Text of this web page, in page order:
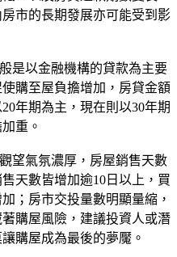
市的長期發展亦可能受到影
是以金融機構的貸款為主要
購至屋負擔增加，房貸金額
年期為主，現在則以30年期
重。
望氣氛濃厚，房屋銷售天數
天數皆增加逾10日以上，買
；房市交投量數明顯量縮，
購屋風險，建議投資人或潛
購屋成為最後的夢魘。